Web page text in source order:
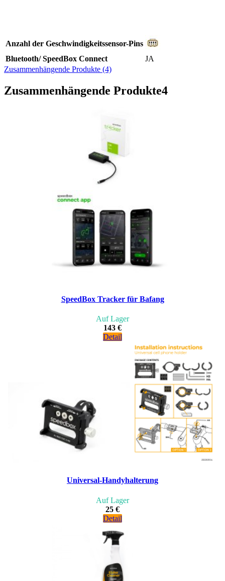
Anzahl der Geschwindigkeitssensor-Pins
Bluetooth/ SpeedBox Connect
JA
Zusammenhängende Produkte (4)
Zusammenhängende Produkte4
SpeedBox Tracker für Bafang
Auf Lager
143 €
Detail
Universal-Handyhalterung
Auf Lager
25 €
Detail